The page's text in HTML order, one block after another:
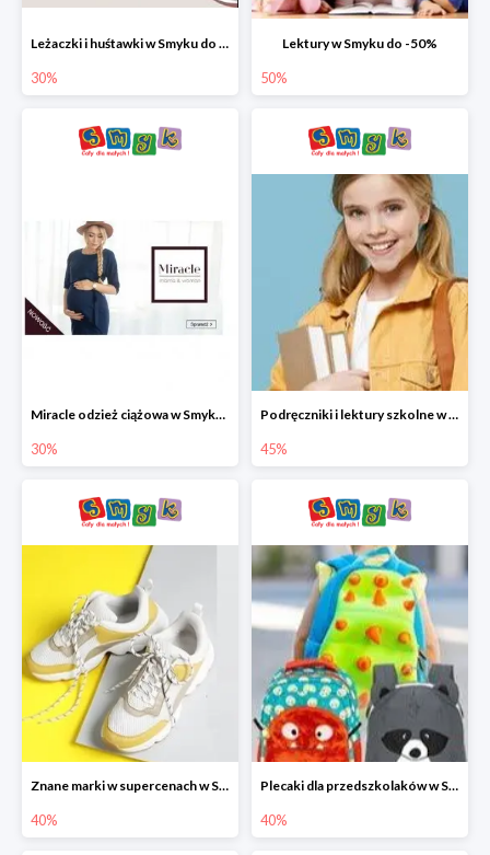
Leżaczki i huśtawki w Smyku do -30%
30%
Lektury w Smyku do -50%
50%
Miracle odzież ciążowa w Smyku co -30%
30%
Podręczniki i lektury szkolne w Smyku do -45%
45%
Znane marki w supercenach w Smyku - buty do -40%
40%
Plecaki dla przedszkolaków w Smyku do -40%
40%